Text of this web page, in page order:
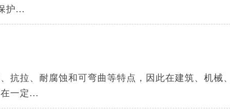
护...
抗拉、耐腐蚀和可弯曲等特点，因此在建筑、机械
一定...